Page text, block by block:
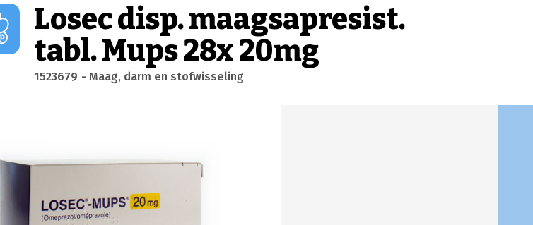
Losec disp. maagsapresist.
tabl. Mups 28x 20mg
1523679 - Maag, darm en stofwisseling